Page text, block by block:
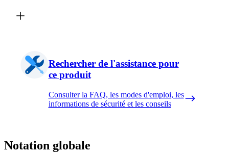
Rechercher de l'assistance pour
ce produit
Consulter la FAQ, les modes d'emploi, les
informations de sécurité et les conseils
Notation globale